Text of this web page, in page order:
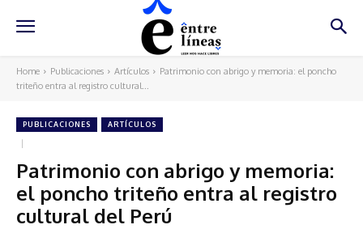
Home Publicaciones Artículos
Patrimonio con abrigo y memoria: el poncho
triteño entra al registro cultural...
PUBLICACIONES ARTÍCULOS
Patrimonio con abrigo y memoria:
el poncho triteño entra al registro
cultural del Perú